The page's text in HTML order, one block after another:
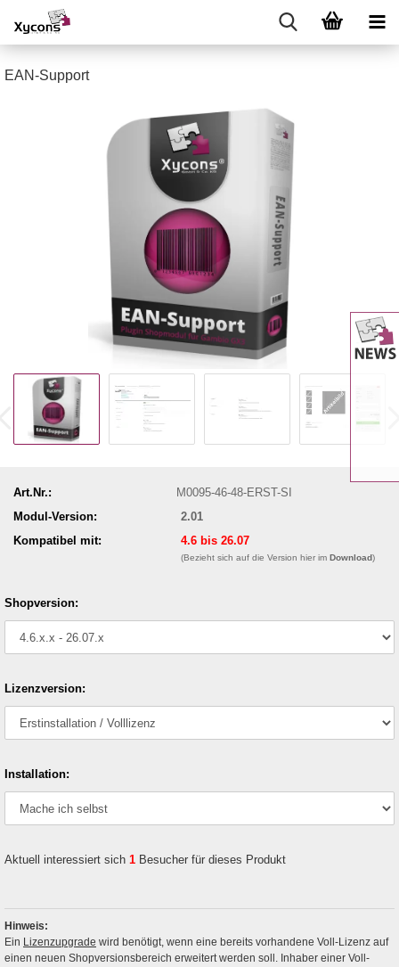
EAN-Support
Art.Nr.:
M0095-46-48-ERST-SI
Modul-Version:
2.01
Kompatibel mit:
4.6 bis 26.07
(Bezieht sich auf die Version hier im Download)
Shopversion:
Lizenzversion:
Installation:
Aktuell interessiert sich 1 Besucher für dieses Produkt
Hinweis:
Ein Lizenzupgrade wird benötigt, wenn eine bereits vorhandene Voll-Lizenz auf
einen neuen Shopversionsbereich erweitert werden soll. Inhaber einer Voll-